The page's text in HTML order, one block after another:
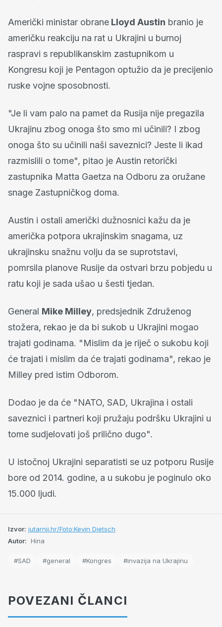
Američki ministar obrane Lloyd Austin branio je
američku reakciju na rat u Ukrajini u burnoj
raspravi s republikanskim zastupnikom u
Kongresu koji je Pentagon optužio da je precijenio
ruske vojne sposobnosti.
"Je li vam palo na pamet da Rusija nije pregazila
Ukrajinu zbog onoga što smo mi učinili? I zbog
onoga što su učinili naši saveznici? Jeste li ikad
razmislili o tome", pitao je Austin retorički
zastupnika Matta Gaetza na Odboru za oružane
snage Zastupničkog doma.
Austin i ostali američki dužnosnici kažu da je
američka potpora ukrajinskim snagama, uz
ukrajinsku snažnu volju da se suprotstavi,
pomrsila planove Rusije da ostvari brzu pobjedu u
ratu koji je sada ušao u šesti tjedan.
General Mike Milley, predsjednik Združenog
stožera, rekao je da bi sukob u Ukrajini mogao
trajati godinama. "Mislim da je riječ o sukobu koji
će trajati i mislim da će trajati godinama", rekao je
Milley pred istim Odborom.
Dodao je da će "NATO, SAD, Ukrajina i ostali
saveznici i partneri koji pružaju podršku Ukrajini u
tome sudjelovati još prilično dugo".
U istočnoj Ukrajini separatisti se uz potporu Rusije
bore od 2014. godine, a u sukobu je poginulo oko
15.000 ljudi.
Izvor: jutarnji.hr/Foto:Kevin Dietsch
Autor: Hina
#SAD #general #Kongres #invazija na Ukrajinu
POVEZANI ČLANCI